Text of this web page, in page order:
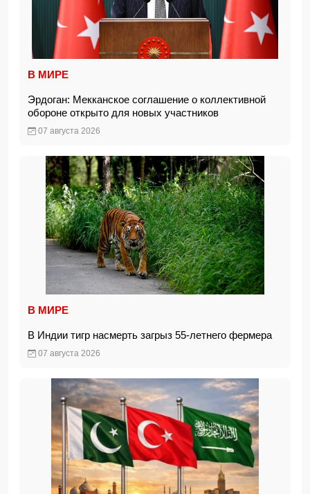
В МИРЕ
Эрдоган: Мекканское соглашение о коллективной
обороне открыто для новых участников
07 августа 2026
В МИРЕ
В Индии тигр насмерть загрыз 55-летнего фермера
07 августа 2026